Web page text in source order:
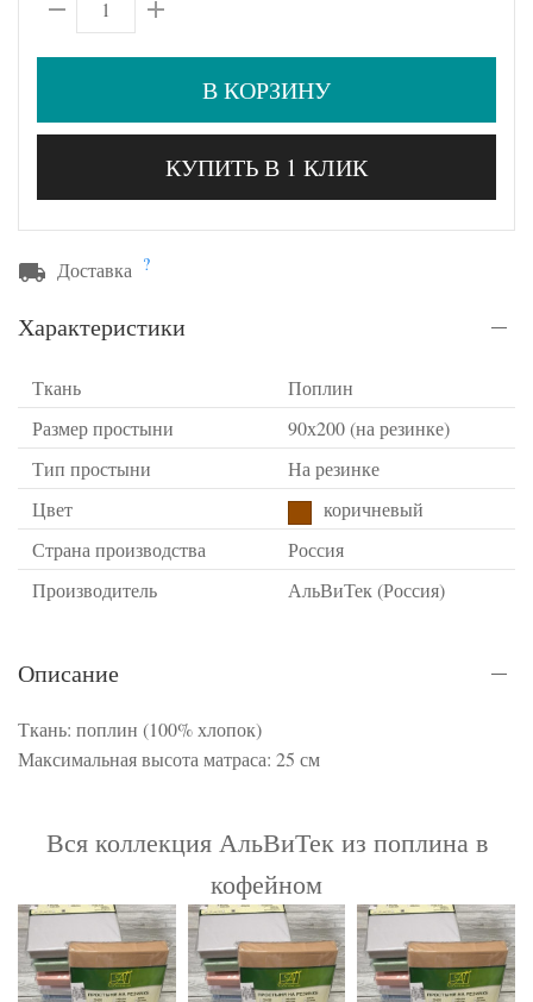
В КОРЗИНУ
КУПИТЬ В 1 КЛИК
Доставка ?
Характеристики
Ткань
Поплин
Размер простыни
90х200 (на резинке)
Тип простыни
На резинке
Цвет
коричневый
Страна производства
Россия
Производитель
АльВиТек (Россия)
Описание
Ткань: поплин (100% хлопок)
Максимальная высота матраса: 25 см
Вся коллекция АльВиТек из поплина в
кофейном